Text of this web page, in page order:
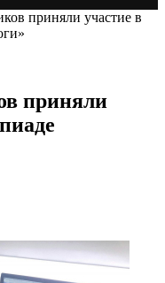
приняли участие в
приняли